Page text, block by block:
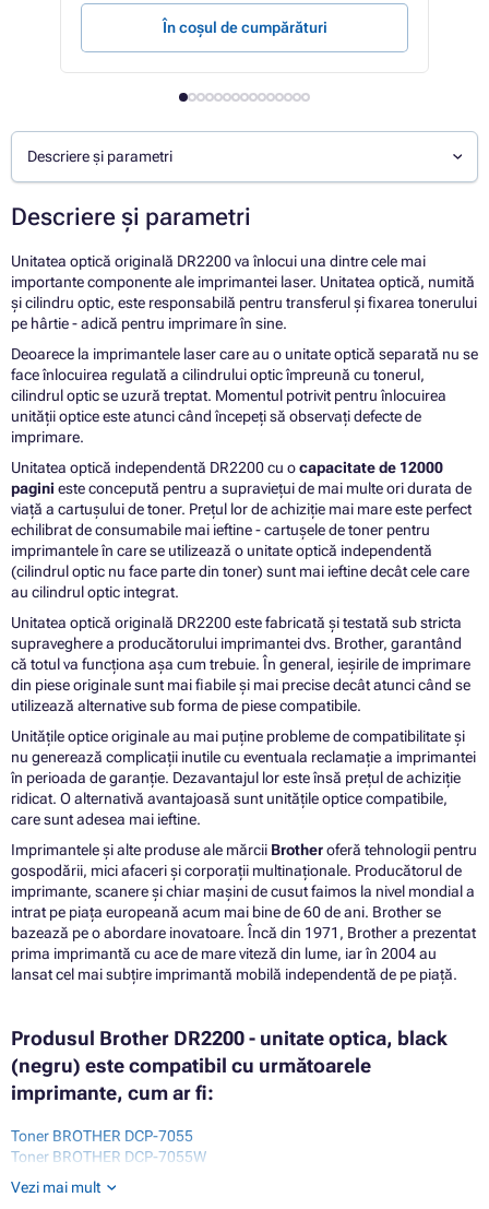
În coșul de cumpărături
Descriere și parametri
Descriere și parametri
Unitatea optică originală DR2200 va înlocui una dintre cele mai
importante componente ale imprimantei laser. Unitatea optică, numită
și cilindru optic, este responsabilă pentru transferul și fixarea tonerului
pe hârtie - adică pentru imprimare în sine.
Deoarece la imprimantele laser care au o unitate optică separată nu se
face înlocuirea regulată a cilindrului optic împreună cu tonerul,
cilindrul optic se uzură treptat. Momentul potrivit pentru înlocuirea
unității optice este atunci când începeți să observați defecte de
imprimare.
Unitatea optică independentă DR2200 cu ocapacitate de 12000
pagini este concepută pentru a supraviețui de mai multe ori durata de
viață a cartușului de toner. Prețul lor de achiziție mai mare este perfect
echilibrat de consumabile mai ieftine - cartușele de toner pentru
imprimantele în care se utilizează o unitate optică independentă
(cilindrul optic nu face parte din toner) sunt mai ieftine decât cele care
au cilindrul optic integrat.
Unitatea optică originală DR2200 este fabricată și testată sub stricta
supraveghere a producătorului imprimantei dvs. Brother, garantând
că totul va funcționa așa cum trebuie. În general, ieșirile de imprimare
din piese originale sunt mai fiabile și mai precise decât atunci când se
utilizează alternative sub forma de piese compatibile.
Unitățile optice originale au mai puține probleme de compatibilitate și
nu generează complicații inutile cu eventuala reclamație a imprimantei
în perioada de garanție. Dezavantajul lor este însă prețul de achiziție
ridicat. O alternativă avantajoasă sunt unitățile optice compatibile,
care sunt adesea mai ieftine.
Imprimantele și alte produse ale mărcii Brotheroferă tehnologii pentru
gospodării, mici afaceri și corporații multinaționale. Producătorul de
imprimante, scanere și chiar mașini de cusut faimos la nivel mondial a
intrat pe piața europeană acum mai bine de 60 de ani. Brother se
bazează pe o abordare inovatoare. Încă din 1971, Brother a prezentat
prima imprimantă cu ace de mare viteză din lume, iar în 2004 au
lansat cel mai subțire imprimantă mobilă independentă de pe piață.
Produsul Brother DR2200 - unitate optica, black
(negru) este compatibil cu următoarele
imprimante, cum ar fi:
Toner BROTHER DCP-7055
Toner BROTHER DCP-7055W
Toner BROTHER DCP-7057
Toner BROTHER DCP-7057E
Vezi mai mult